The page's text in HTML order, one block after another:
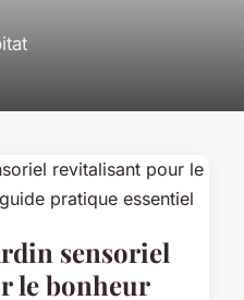
sensoriel
le bonheur